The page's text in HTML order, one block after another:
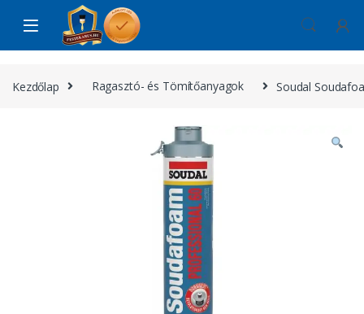
Skip to navigation
Skip to content
Kezdőlap Ragasztó- és Tömítőanyagok Soudal